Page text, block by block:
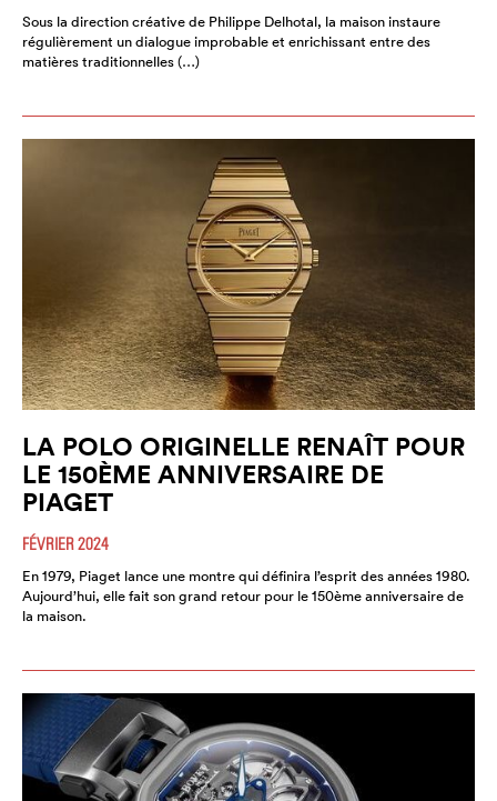
Sous la direction créative de Philippe Delhotal, la maison instaure
régulièrement un dialogue improbable et enrichissant entre des
matières traditionnelles (…)
LA POLO ORIGINELLE RENAÎT POUR
LE 150ÈME ANNIVERSAIRE DE
PIAGET
FÉVRIER 2024
En 1979, Piaget lance une montre qui définira l’esprit des années 1980.
Aujourd’hui, elle fait son grand retour pour le 150ème anniversaire de
la maison.